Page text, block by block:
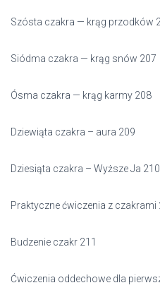
Szósta czakra — krąg przodków
Siódma czakra — krąg snów 207
Ósma czakra — krąg karmy 208
Dziewiąta czakra – aura 209
Dziesiąta czakra – Wyższe Ja 210
Praktyczne ćwiczenia z czakrami
Budzenie czakr 211
Ćwiczenia oddechowe dla